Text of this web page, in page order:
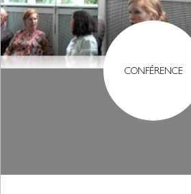
CONFÉRENCE